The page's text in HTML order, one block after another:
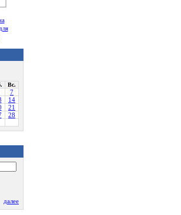
Вс.
7
14
21
28
далее